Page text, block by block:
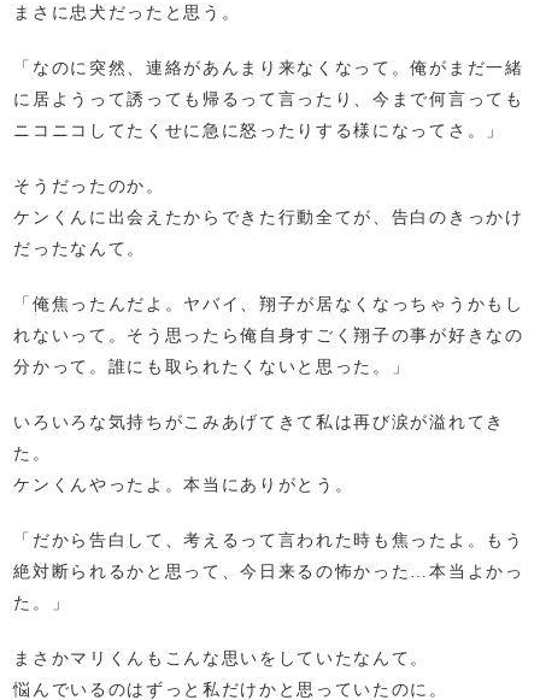
まさに忠犬だったと思う。
「なのに突然、連絡があんまり来なくなって。俺がまだ一緒
に居ようって誘っても帰るって言ったり、今まで何言っても
ニコニコしてたくせに急に怒ったりする様になってさ。」
そうだったのか。
ケンくんに出会えたからできた行動全てが、告白のきっかけ
だったなんて。
「俺焦ったんだよ。ヤバイ、翔子が居なくなっちゃうかもし
れないって。そう思ったら俺自身すごく翔子の事が好きなの
分かって。誰にも取られたくないと思った。」
いろいろな気持ちがこみあげてきて私は再び涙が溢れてき
た。
ケンくんやったよ。本当にありがとう。
「だから告白して、考えるって言われた時も焦ったよ。もう
絶対断られるかと思って、今日来るの怖かった…本当よかっ
た。」
まさかマリくんもこんな思いをしていたなんて。
悩んでいるのはずっと私だけかと思っていたのに。